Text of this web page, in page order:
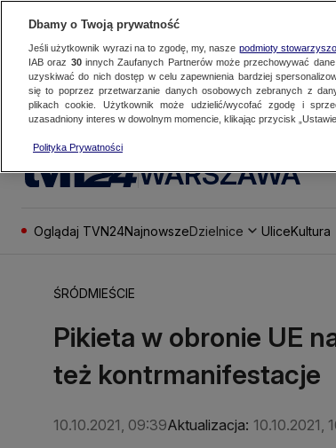
WARSZAWA
Oglądaj TVN24NajnowszeDzielnice UliceKultura
ŚRÓDMIEŚCIE
Pikieta w obronie UE
też kontrmanifestacje
10.10.2021, 09:39Aktualizacja: 10.10.2021,
Dbamy o Twoją prywatność
Jeśli użytkownik wyrazi na to zgodę, my, nasze podmioty
IAB oraz 30innych Zaufanych Partnerów może przechowywać
uzyskiwać do nich dostęp w celu zapewnienia bardziej
się to poprzez przetwarzanie danych osobowych zebranych z
plikach cookie. Użytkownik może udzielić/wycofać zgodę i
uzasadniony interes w dowolnym momencie, klikając przycisk
Polityka Prywatności